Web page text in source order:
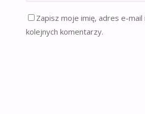
Zapisz moje imię, adres e-
kolejnych komentarzy.